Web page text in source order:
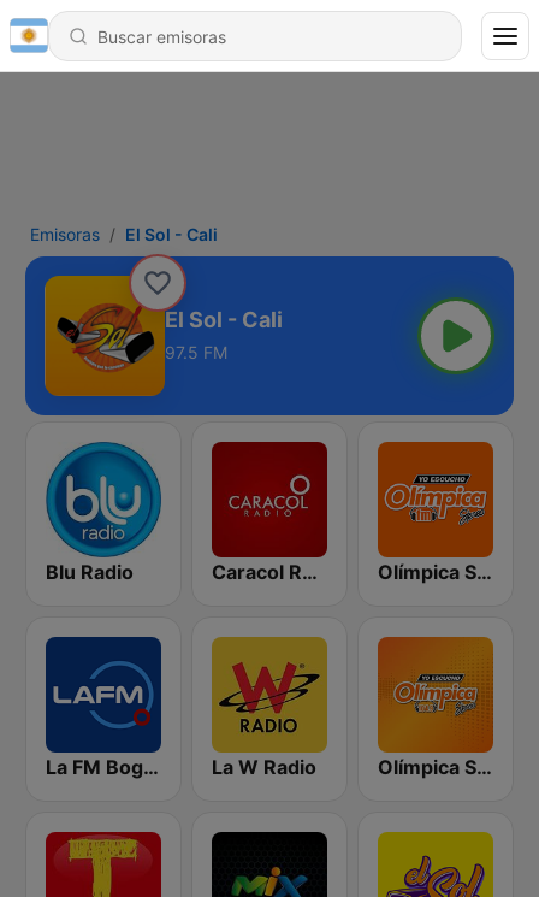
Emisoras El Sol - Cali
El Sol - Cali
97.5 FM
Blu Radio Caracol Radio Olímpica Stereo Cali 104.5 FM
La FM Bogotá La W Radio Olímpica Stereo - Medellín 104.9 FM